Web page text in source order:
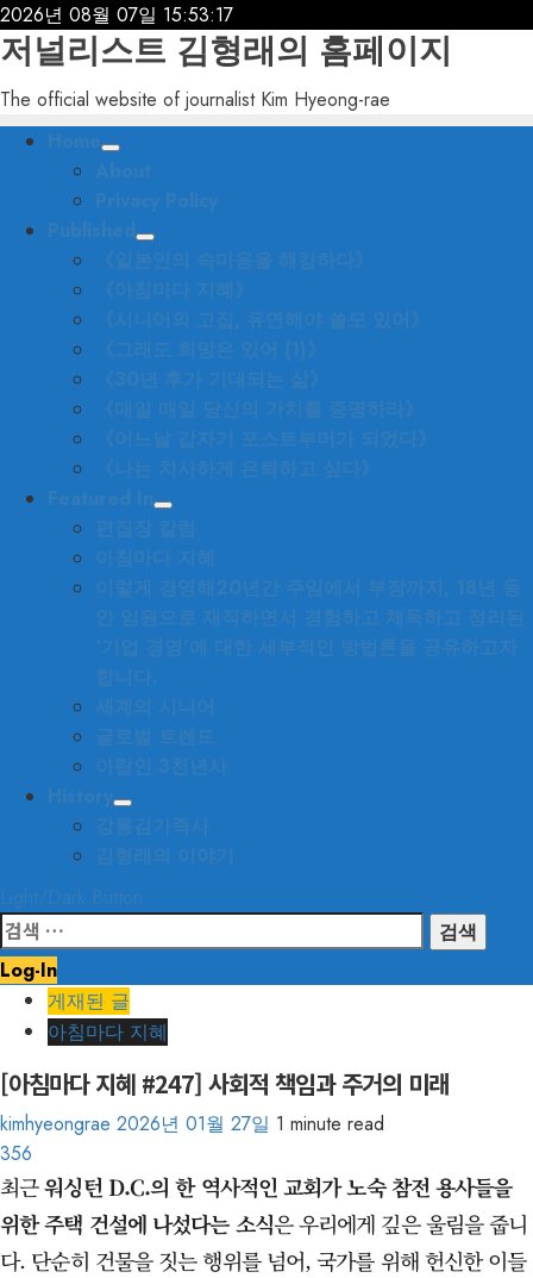
Skip
to
content
2026년 08월 07일 15:53:19
저널리스트 김형래의 홈페이지
The official website of journalist Kim Hyeong-rae
Primary
검
색:
Log-In
게재된 글
아침마다 지혜
[아침마다 지혜 #247] 사회적 책임과 주거의 미래
kimhyeongrae 2026년 01월 27일 1 minute read
356
최근워싱턴 D.C.의 한 역사적인 교회가 노숙 참전 용사들을
위한 주택 건설에 나섰다는 소식은 우리에게 깊은 울림을 줍니
다. 단순히 건물을 짓는 행위를 넘어, 국가를 위해 헌신한 이들